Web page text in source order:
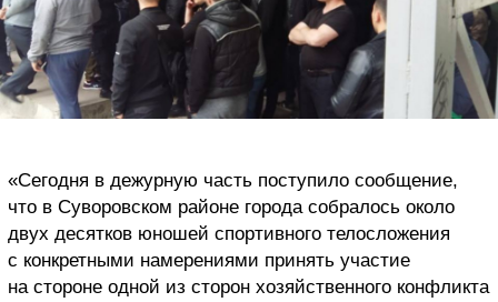
«Сегодня в дежурную часть поступило сообщение,
что в Суворовском районе города собралось около
двух десятков юношей спортивного телосложения
с конкретными намерениями принять участие
на стороне одной из сторон хозяйственного конфликта